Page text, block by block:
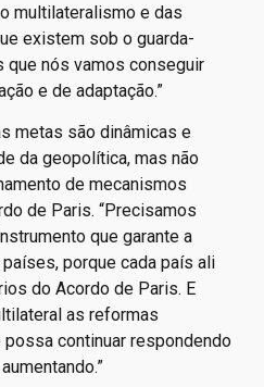
processo de construção
intergovernamental
frente aos desafios
clima. “É através desse
existem sob o guarda-
nós vamos conseguir
e de adaptação.”
metas são dinâmicas e
da geopolítica, mas não
de mecanismos
de Paris. “Precisamos
que garante a
porque cada país ali